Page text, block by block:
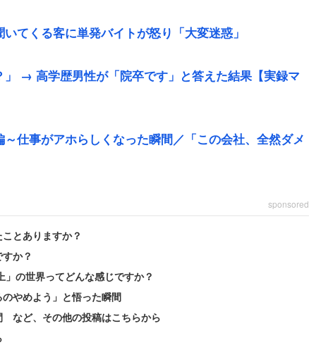
らどのゴキブリ対策商品が効くかという問いに、店員
てくれないものかと思います」
に完璧な知識やサービスを求められることがプレッシ
膨大な百均グッズについて、アルバイトの本音をこう
てくる客に単発バイトが怒り「大変迷惑」
→ 高学歴男性が「院卒です」と答えた結果【実録マ
～仕事がアホらしくなった瞬間／「この会社、全然ダメ
sponsored
とありますか？
か？
」の世界ってどんな感じですか？
やめよう」と悟った瞬間
など、その他の投稿はこちらから